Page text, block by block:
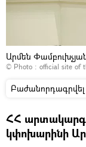
Արմեն
© Photo : official site of
Բաժանորդագրվել
ՀՀ արտակարգ
կփոխարինի